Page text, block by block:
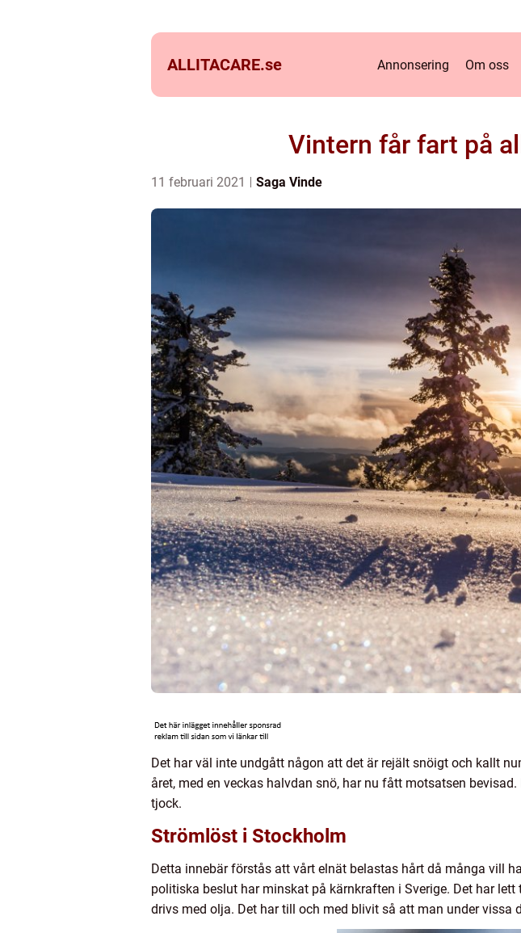
ALLITACARE.se Annonsering Om oss
Vintern får fart på
11 februari 2021 Saga Vinde
Det har väl inte undgått någon att det är rejält snöigt och kallt
året, med en veckas halvdan snö, har nu fått motsatsen
tjock.
Strömlöst i Stockholm
Detta innebär förstås att vårt elnät belastas hårt då många vill
politiska beslut har minskat på kärnkraften i Sverige. Det har
drivs med olja. Det har till och med blivit så att man under